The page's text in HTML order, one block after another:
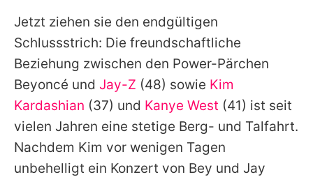
Impressum
Datenschutzerklärung
Nutzungsbedingungen
Utiq verwalten
Jetzt ziehen sie den endgültigen
Schlussstrich: Die freundschaftliche
Beziehung zwischen den Power-Pärchen
Beyoncé und Jay-Z (48) sowie Kim
Kardashian (37) und Kanye West (41) ist seit
vielen Jahren eine stetige Berg- und Talfahrt.
Nachdem Kim vor wenigen Tagen
unbehelligt ein Konzert von Bey und Jay